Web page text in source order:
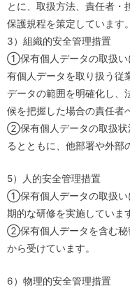
とに、取扱方法、責任者・
保護規程を策定しています。
3）組織的安全管理措置
①保有個人データの取扱い
有個人データを取り扱う従
データの範囲を明確化し、
候を把握した場合の責任者
②保有個人データの取扱状
るとともに、他部署や外部
5）人的安全管理措置
①保有個人データの取扱い
期的な研修を実施していま
②保有個人データを含む秘
から受けています。
6）物理的安全管理措置